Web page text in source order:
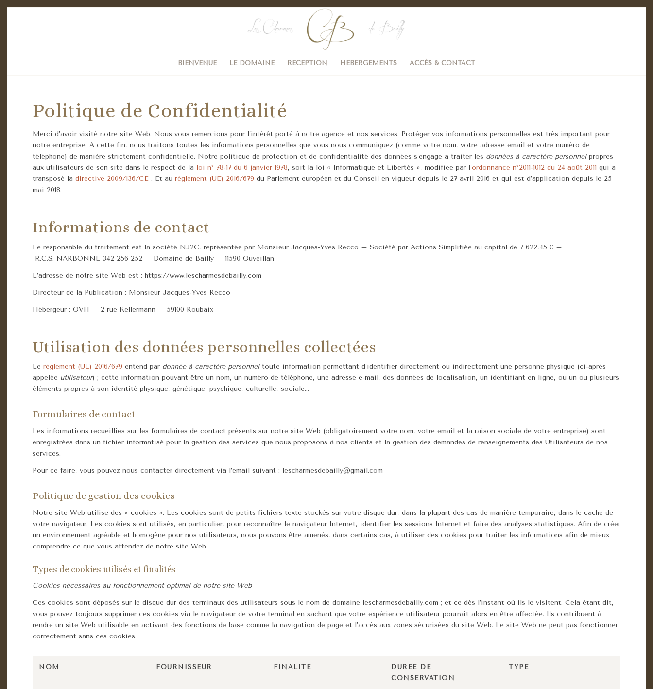
BIENVENUE LE DOMAINE RÉCEPTION HÉBERGEMENTS ACCÈS & CONTACT
Politique de Confidentialité
Merci d’avoir visité notre site Web. Nous vous remercions pour l’intérêt porté à notre agence et nos services. Protéger vos informations personnelles est très important pour
notre entreprise. A cette fin, nous traitons toutes les informations personnelles que vous nous communiquez (comme votre nom, votre adresse email et votre numéro de
téléphone) de manière strictement confidentielle. Notre politique de protection et de confidentialité des données s’engage à traiter les données à caractère personnelpropres
aux utilisateurs de son site dans le respect de la loi n° 78-17 du 6 janvier 1978, soit la loi « Informatique et Libertés », modifiée par l’ordonnance n°2011-1012 du 24 août 2011 qui a
transposé la directive 2009/136/CE . Et au règlement (UE) 2016/679 du Parlement européen et du Conseil en vigueur depuis le 27 avril 2016 et qui est d’application depuis le 25
mai 2018.
Informations de contact
Le responsable du traitement est la société NJ2C, représentée par Monsieur Jacques-Yves Recco – Société par Actions Simplifiée au capital de 7 622,45 € –
R.C.S. NARBONNE 342 256 252 – Domaine de Bailly – 11590 Ouveillan
L’adresse de notre site Web est : https://www.lescharmesdebailly.com
Directeur de la Publication : Monsieur Jacques-Yves Recco
Hébergeur : OVH – 2 rue Kellermann – 59100 Roubaix
Utilisation des données personnelles collectées
Le règlement (UE) 2016/679 entend par donnée à caractère personneltoute information permettant d’identifier directement ou indirectement une personne physique (ci-après
appelée utilisateur) ; cette information pouvant être un nom, un numéro de téléphone, une adresse e-mail, des données de localisation, un identifiant en ligne, ou un ou plusieurs
éléments propres à son identité physique, génétique, psychique, culturelle, sociale…
Formulaires de contact
Les informations recueillies sur les formulaires de contact présents sur notre site Web (obligatoirement votre nom, votre email et la raison sociale de votre entreprise) sont
enregistrées dans un fichier informatisé pour la gestion des services que nous proposons à nos clients et la gestion des demandes de renseignements des Utilisateurs de nos
services.
Pour ce faire, vous pouvez nous contacter directement via l’email suivant : lescharmesdebailly@gmail.com
Politique de gestion des cookies
Notre site Web utilise des « cookies ». Les cookies sont de petits fichiers texte stockés sur votre disque dur, dans la plupart des cas de manière temporaire, dans le cache de
votre navigateur. Les cookies sont utilisés, en particulier, pour reconnaître le navigateur Internet, identifier les sessions Internet et faire des analyses statistiques. Afin de créer
un environnement agréable et homogène pour nos utilisateurs, nous pouvons être amenés, dans certains cas, à utiliser des cookies pour traiter les informations afin de mieux
comprendre ce que vous attendez de notre site Web.
Types de cookies utilisés et finalités
Cookies nécessaires au fonctionnement optimal de notre site Web
Ces cookies sont déposés sur le disque dur des terminaux des utilisateurs sous le nom de domaine lescharmesdebailly.com ; et ce dès l’instant où ils le visitent. Cela étant dit,
vous pouvez toujours supprimer ces cookies via le navigateur de votre terminal en sachant que votre expérience utilisateur pourrait alors en être affectée. Ils contribuent à
rendre un site Web utilisable en activant des fonctions de base comme la navigation de page et l’accès aux zones sécurisées du site Web. Le site Web ne peut pas fonctionner
correctement sans ces cookies.
NOM FOURNISSEUR FINALITÉ
DURÉE DE
CONSERVATION
TYPE